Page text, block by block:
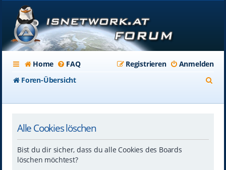
Home FAQ Anmelden
Registrieren
Foren-Übersicht
Alle Cookies löschen
Bist du dir sicher, dass du alle Cookies des Boards
löschen möchtest?